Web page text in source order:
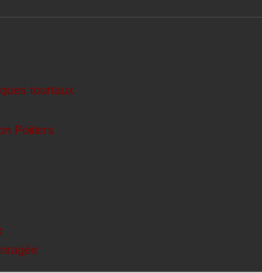
tourtaux
Poitiers